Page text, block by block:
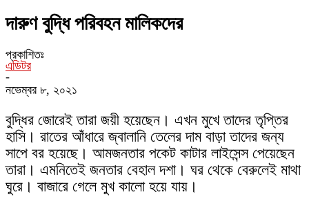
দারুণ বুদ্ধি পরিবহন মালিকদের
প্রকাশিতঃ
এডিটর
-
নভেম্বর ৮, ২০২১
বুদ্ধির জোরেই তারা জয়ী হয়েছেন। এখন মুখে তাদের তৃপ্তির
হাসি। রাতের আঁধারে জ্বালানি তেলের দাম বাড়া তাদের জন্য
সাপে বর হয়েছে। আমজনতার পকেট কাটার লাইসেন্স পেয়েছেন
তারা। এমনিতেই জনতার বেহাল দশা। ঘর থেকে বেরুলেই মাথা
ঘুরে। বাজারে গেলে মুখ কালো হয়ে যায়।